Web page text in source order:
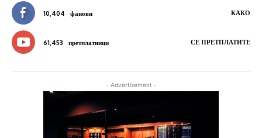
10,404 фанови КАКО
61,453 претплатници СЕ ПРЕТПЛАТИТЕ
- Advertisement -